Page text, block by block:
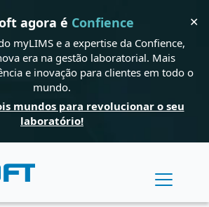
agora é Confience
myLIMS e a expertise da Confience,
era na gestão laboratorial. Mais
e inovação para clientes em todo o
mundo.
mundos para revolucionar o seu
laboratório!
✕